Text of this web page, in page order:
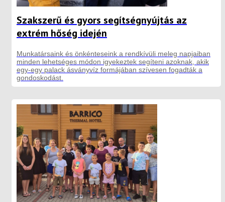
Szakszerű és gyors segítségnyújtás az
extrém hőség idején
Munkatársaink és önkénteseink a rendkívüli meleg napjaiban
minden lehetséges módon igyekeztek segíteni azoknak, akik
egy-egy palack ásványvíz formájában szívesen fogadták a
gondoskodást.